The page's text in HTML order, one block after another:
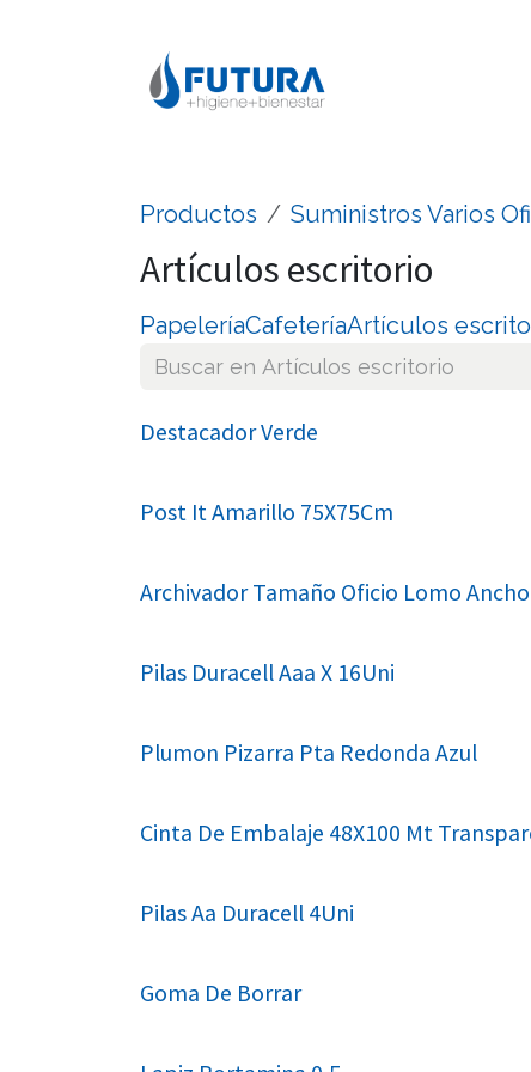
Productos Suministros Varios
Artículos escritorio
PapeleríaCafeteríaArtículos
Destacador Verde
Post It Amarillo 75X75Cm
Archivador Tamaño Oficio Lomo Ancho
Pilas Duracell Aaa X 16Uni
Plumon Pizarra Pta Redonda Azul
Cinta De Embalaje 48X100 Mt
Pilas Aa Duracell 4Uni
Goma De Borrar